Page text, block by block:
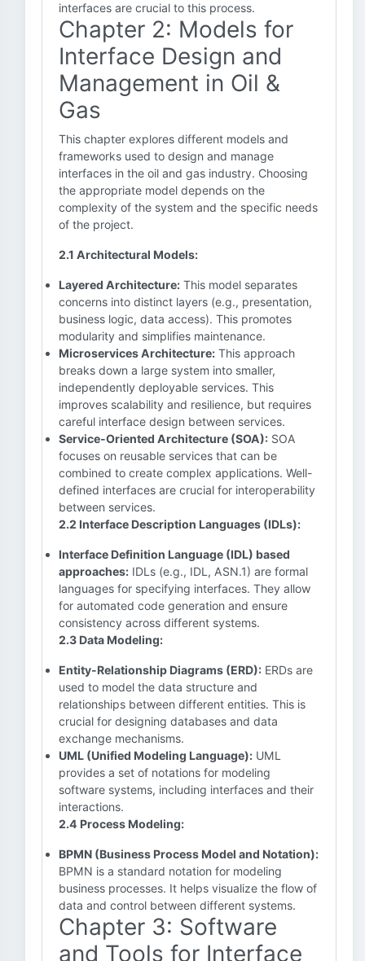
interfaces are crucial to this process.
Chapter 2: Models for
Interface Design and
Management in Oil &
Gas
This chapter explores different models and
frameworks used to design and manage
interfaces in the oil and gas industry. Choosing
the appropriate model depends on the
complexity of the system and the specific needs
of the project.
2.1 Architectural Models:
Layered Architecture: This model separates
concerns into distinct layers (e.g., presentation,
business logic, data access). This promotes
modularity and simplifies maintenance.
Microservices Architecture: This approach
breaks down a large system into smaller,
independently deployable services. This
improves scalability and resilience, but requires
careful interface design between services.
Service-Oriented Architecture (SOA): SOA
focuses on reusable services that can be
combined to create complex applications. Well-
defined interfaces are crucial for interoperability
between services.
2.2 Interface Description Languages (IDLs):
Interface Definition Language (IDL) based
approaches: IDLs (e.g., IDL, ASN.1) are formal
languages for specifying interfaces. They allow
for automated code generation and ensure
consistency across different systems.
2.3 Data Modeling:
Entity-Relationship Diagrams (ERD): ERDs are
used to model the data structure and
relationships between different entities. This is
crucial for designing databases and data
exchange mechanisms.
UML (Unified Modeling Language): UML
provides a set of notations for modeling
software systems, including interfaces and their
interactions.
2.4 Process Modeling:
BPMN (Business Process Model and Notation):
BPMN is a standard notation for modeling
business processes. It helps visualize the flow of
data and control between different systems.
Chapter 3: Software
and Tools for Interface